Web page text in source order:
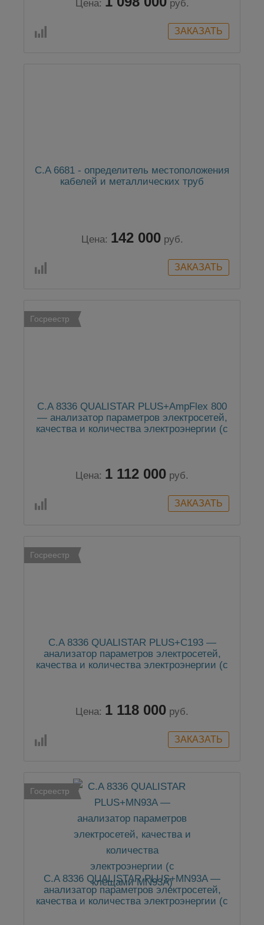
Цена: руб.
C.A 6681 - определитель местоположения
кабелей и металлических труб
Цена: 142 000 руб.
Госреестр
C.A 8336 QUALISTAR PLUS+AmpFlex 800
— анализатор параметров электросетей,
качества и количества электроэнергии (с
Цена: 1 112 000 руб.
Госреестр
C.A 8336 QUALISTAR PLUS+C193 —
анализатор параметров электросетей,
качества и количества электроэнергии (с
Цена: 1 118 000 руб.
Госреестр
C.A 8336 QUALISTAR PLUS+MN93A —
анализатор параметров электросетей,
качества и количества электроэнергии (с